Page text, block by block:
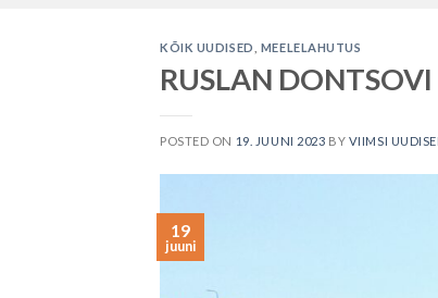
KÕIK UUDISED MEELELAHUTUS
RUSLAN
POSTED ON 19. JUUNI 2023 BY VIIMSI
19
juuni